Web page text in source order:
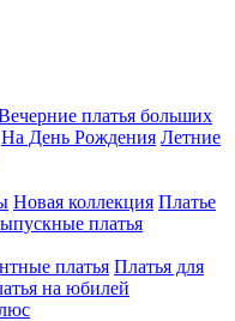
платья больших
На День Рождения Летние
Новая коллекция Платье
платья
платья Платья для
на юбилей